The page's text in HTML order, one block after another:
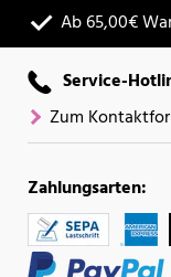
Ab 65,00€
Service-
Zum
Zahlungsarten: